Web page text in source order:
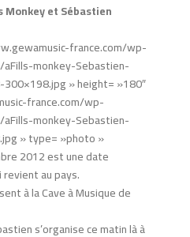
Monkey et Sébastien
france.com/wp-
monkey-Sebastien-
300×198.jpg » height= »180″
france.com/wp-
monkey-Sebastien-
» type= »photo »
2012 est une date
au pays.
à la Cave à Musique de
s’organise ce matin là à